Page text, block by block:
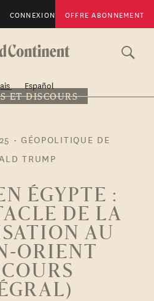
CONNEXION OFFRE ABONNEMENT
Español
ET DISCOURS
•GÉOPOLITIQUE DE
TRUMP
ÉGYPTE :
DE LA
AU
ORIENT